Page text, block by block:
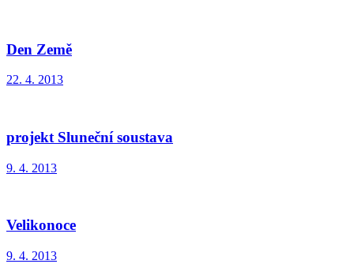
Den Země
22. 4. 2013
projekt Sluneční soustava
9. 4. 2013
Velikonoce
9. 4. 2013